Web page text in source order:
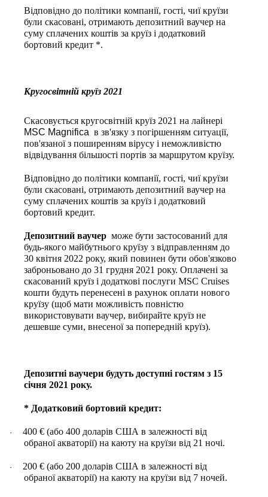
Відповідно до політики компанії, гості, чиї круїзи
були скасовані, отримають депозитний ваучер на
суму сплачених коштів за круїз і додатковий
бортовий кредит *.
Кругосвітній круїз 2021
Скасовується кругосвітній круїз 2021 на лайнері
MSC Magnifica в зв'язку з погіршенням ситуації,
пов'язаної з поширенням вірусу і неможливістю
відвідування більшості портів за маршрутом круїзу.
Відповідно до політики компанії, гості, чиї круїзи
були скасовані, отримають депозитний ваучер на
суму сплачених коштів за круїз і додатковий
бортовий кредит.
Депозитний ваучер може бути застосований для
будь-якого майбутнього круїзу з відправленням до
30 квітня 2022 року, який повинен бути обов'язково
заброньовано до 31 грудня 2021 року. Оплачені за
скасований круїз і додаткові послуги MSC Cruises
кошти будуть перенесені в рахунок оплати нового
круїзу (щоб мати можливість повністю
використовувати ваучер, вибирайте круїз не
дешевше суми, внесеної за попередній круїз).
Депозитні ваучери будуть доступні гостям з 15
січня 2021 року.
* Додатковий бортовий кредит:
·
400 € (або 400 доларів США в залежності від
обраної акваторії) на каюту на круїзи від 21 ночі.
·
200 € (або 200 доларів США в залежності від
обраної акваторії) на каюту на круїзи від 7 ночей.